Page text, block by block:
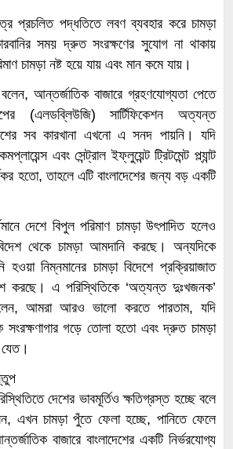
প্রচলিত পদ্ধতিতে লবণ ব্যবহার করে চামড়া
সময় দ্রুত সংরক্ষণের সুযোগ না থাকায়
চামড়া নষ্ট হয়ে যায় এবং মান কমে যায়।
আন্তর্জাতিক বাজারে গ্রহণযোগ্যতা পেতে
(এলডব্লিউজি) সার্টিফিকেশন অত্যন্ত
সব কারখানা এখনো এ সনদ পায়নি। যদি
এবং সেন্ট্রাল ইফ্লুয়েন্ট ট্রিটমেন্ট প্ল্যান্ট
হতো, তাহলে এটি বাংলাদেশের জন্য বড় একটি
দেশে বিপুল পরিমাণ চামড়া উৎপাদিত হলেও
থেকে চামড়া আমদানি করছে। অন্যদিকে
হওয়া নিম্নমানের চামড়া বিদেশে প্রক্রিয়াজাত
করছে। এ পরিস্থিতিকে ‘অত্যন্ত দুঃখজনক’
আমরা আরও ভালো করতে পারতাম, যদি
সংরক্ষণাগার গড়ে তোলা হতো এবং দ্রুত চামড়া
যেত।
দেশের ভাবমূর্তিও ক্ষতিগ্রস্ত হচ্ছে বলে
এখন চামড়া পুঁতে ফেলা হচ্ছে, পানিতে ফেলে
বাজারে বাংলাদেশের একটি নির্ভরযোগ্য